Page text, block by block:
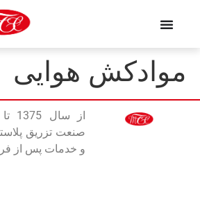
موادکش هوایی
از
صنعت تزریق
و خدمات پس از